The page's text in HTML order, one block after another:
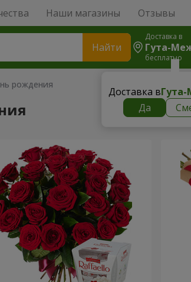
Наши магазины Отзывы
Найти
Доставка в
бесплатно
Доставка в
Да
рождения